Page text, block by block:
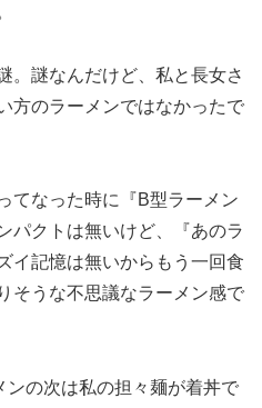
。謎なんだけど、私と長女さ
方のラーメンではなかったで
てなった時に『B型ラーメン
パクトは無いけど、『あのラ
イ記憶は無いからもう一回食
そうな不思議なラーメン感で
ンの次は私の担々麺が着丼で